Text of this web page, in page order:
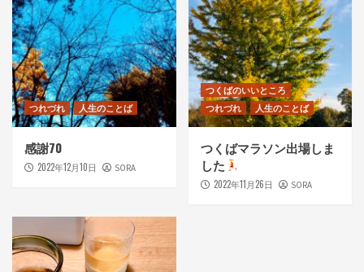
つれづれ 人生のことば
感謝70
2022年12月10日 SORA
つくばのいいところ
つれづれ
人生のことば
つくばマラソン出場しま
した
2022年11月26日 SORA